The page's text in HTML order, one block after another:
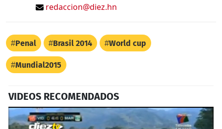
redaccion@diez.hn
Penal Brasil 2014 World cup
Mundial2015
VIDEOS RECOMENDADOS